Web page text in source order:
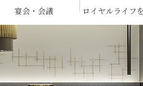
宴会・会議 ロイヤルライフ